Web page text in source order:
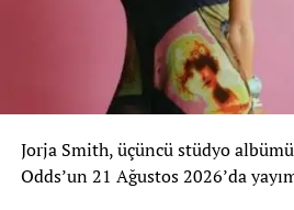
Jorja Smith, üçüncü stüdyo
Odds’un 21 Ağustos 2026’da